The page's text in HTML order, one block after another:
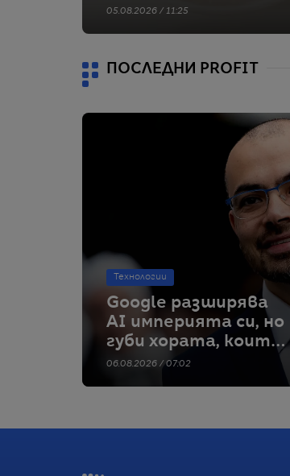
покори света на чая
05.08.2026 / 11:25
ПОСЛЕДНИ PROFIT
Технологии
Google разширява
AI империята си, но
губи хората, които
я изградиха
06.08.2026 / 07:02